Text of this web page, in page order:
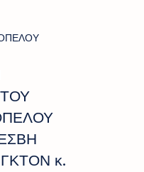
κ.